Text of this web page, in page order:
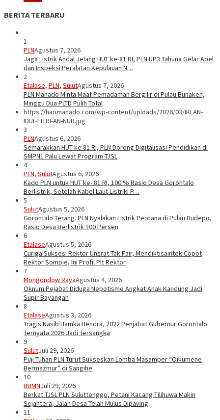
BERITA TERBARU
1
PLNAgustus 7, 2026
Jaga Listrik Andal Jelang HUT ke-81 RI, PLN UP3 Tahuna Gelar Apel
dan Inspeksi Peralatan Kepulauan N…
2
Etalase, PLN, SulutAgustus 7, 2026
PLN Manado Minta Maaf Pemadaman Bergilir di Pulau Bunaken,
Minggu Dua PLTD Pulih Total
https://harimanado.com/wp-content/uploads/2026/03/IKLAN-
IDUL-FITRI-AN-NUR.jpg
3
PLNAgustus 6, 2026
Semarakkan HUT ke 81 RI, PLN Dorong Digitalisasi Pendidikan di
SMPN1 Palu Lewat Program TJSL
4
PLN, SulutAgustus 6, 2026
Kado PLN untuk HUT ke- 81 RI, 100 % Rasio Desa Gorontalo
Berlistrik, Setelah Kabel Laut Listriki P…
5
SulutAgustus 5, 2026
Gorontalo Terang. PLN Nyalakan Listrik Perdana di Pulau Dudepo,
Rasio Desa Berlistrik 100 Persen
6
EtalaseAgustus 5, 2026
Curiga Suksesi Rektor Unsrat Tak Fair, Mendiktisaintek Copot
Rektor Sompie, Ini Profil Plt Rektor
7
Mongondow RayaAgustus 4, 2026
Oknum Pejabat Diduga Nepotisme Angkat Anak Kandung Jadi
Supir Bayangan
8
EtalaseAgustus 3, 2026
Tragis Nasib Hamka Hendra, 2022 Penjabat Gubernur Gorontalo.
Ternyata 2026 Jadi Tersangka
9
SulutJuli 29, 2026
Puji Tuhan PLN Turut Sukseskan Lomba Masamper “Oikumene
Bermazmur” di Sangihe
10
BUMNJuli 29, 2026
Berkat TJSL PLN Suluttenggo, Petani Kacang Tilihuwa Makin
Sejahtera, Jalan Desa Telah Mulus Dipaving
11